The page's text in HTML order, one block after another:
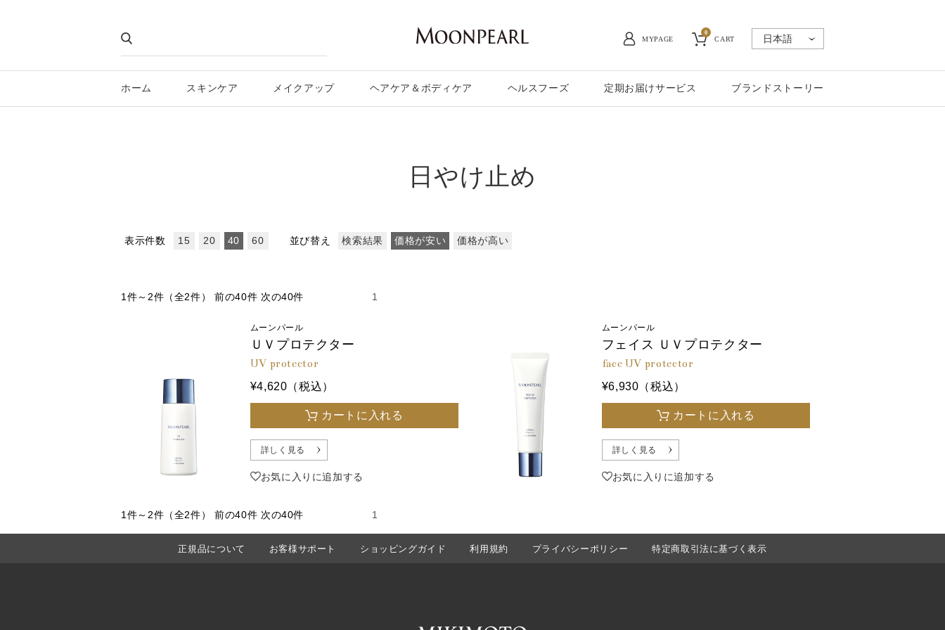
MYPAGE CART
0
ホーム スキンケア メイクアップ ヘアケア＆ボディケア ヘルスフーズ 定期お届けサービス ブランドストーリー
日やけ止め
表示件数 15 20 40 60 並び替え 検索結果 価格が安い 価格が高い
1件～2件（全2件） 前の40件 次の40件 1
ムーンパール
ＵＶプロテクター
UV protector
¥4,620（税込）
カートに入れる
詳しく見る
お気に入りに追加する
ムーンパール
フェイス ＵＶプロテクター
face UV protector
¥6,930（税込）
カートに入れる
詳しく見る
お気に入りに追加する
1件～2件（全2件） 前の40件 次の40件 1
正規品について お客様サポート ショッピングガイド 利用規約 プライバシーポリシー 特定商取引法に基づく表示